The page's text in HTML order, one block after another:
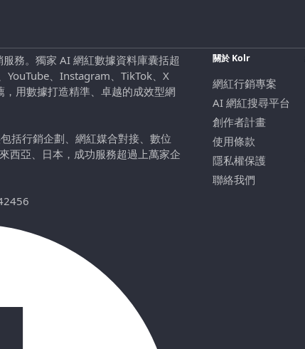
務。獨家 AI 網紅數據資料庫囊括超
YouTube、Instagram、TikTok、X
用數據打造精準、卓越的成效型網
括行銷企劃、網紅媒合對接、數位
西亞、日本，成功服務超過上萬家企
關於 Kolr
網紅行銷專案
AI 網紅搜尋平台
創作者計畫
使用條款
隱私權保護
聯絡我們